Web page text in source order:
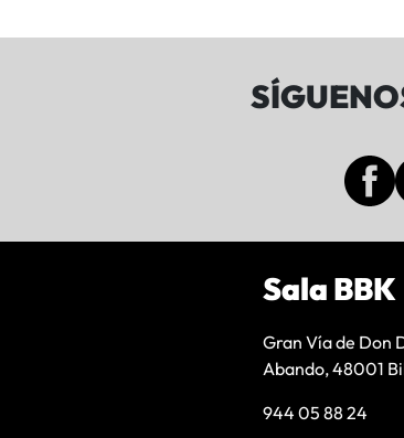
Sala BBK
Gran Vía de Don
Abando, 48001
944 05 88 24